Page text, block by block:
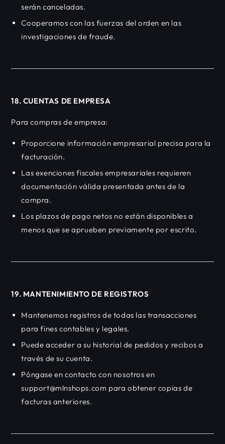
serán canceladas.
Cooperamos con las fuerzas del orden en las
investigaciones de fraude.
18. CUENTAS DE EMPRESA
Para compras de empresa:
Proporcione información empresarial precisa para la
facturación.
Las exenciones fiscales empresariales requieren
documentación válida presentada antes de la
compra.
Los plazos de pago netos no están disponibles a
menos que se aprueben previamente por escrito.
19. MANTENIMIENTO DE REGISTROS
Mantenemos registros de todas las transacciones
para fines contables y legales.
Puede acceder a su historial de pedidos y recibos a
través de su cuenta.
Póngase en contacto con nosotros en
support@mlnshops.com para obtener copias de
facturas anteriores.